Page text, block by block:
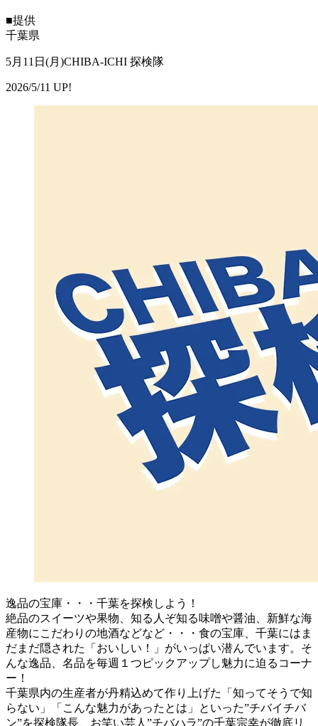
■提供
千葉県
5月11日(月)CHIBA-ICHI 探検隊
2026/5/11 UP!
逸品の宝庫・・・千葉を探検しよう！
絶品のスイーツや果物、知る人ぞ知る味噌や醤油、新鮮な海
産物にこだわりの地酒などなど・・・食の宝庫、千葉にはま
だまだ隠された「おいしい！」がいっぱい潜んでいます。そ
んな逸品、名品を毎週１つピックアップし魅力に迫るコーナ
ー！
千葉県内の生産者が丹精込めて作り上げた「知ってそうで知
らない」「こんな魅力があったとは」といった”チバイチバ
ン”を探検隊長、お笑い芸人”チバハラ”の千葉宗幸が徹底リ